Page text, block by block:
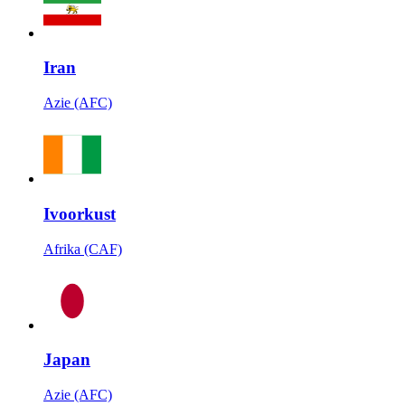
Iran
Azie (AFC)
Ivoorkust
Afrika (CAF)
Japan
Azie (AFC)